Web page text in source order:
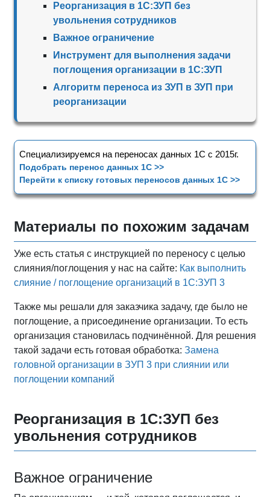
Реорганизация в 1С:ЗУП без
увольнения сотрудников
Важное ограничение
Инструмент для выполнения задачи
поглощения организации в 1С:ЗУП
Алгоритм переноса из ЗУП в ЗУП при
реорганизации
Специализируемся на переносах данных 1С с 2015г.
Подобрать перенос данных 1С >>
Перейти к списку готовых переносов данных 1С >>
Материалы по похожим задачам
Уже есть статья с инструкцией по переносу с целью
слияния/поглощения у нас на сайте: Как выполнить
слияние / поглощение организаций в 1С:ЗУП 3
Также мы решали для заказчика задачу, где было не
поглощение, а присоединение организации. То есть
организация становилась подчинённой. Для решения
такой задачи есть готовая обработка: Замена
головной организации в ЗУП 3 при слиянии или
поглощении компаний
Реорганизация в 1С:ЗУП без
увольнения сотрудников
Важное ограничение